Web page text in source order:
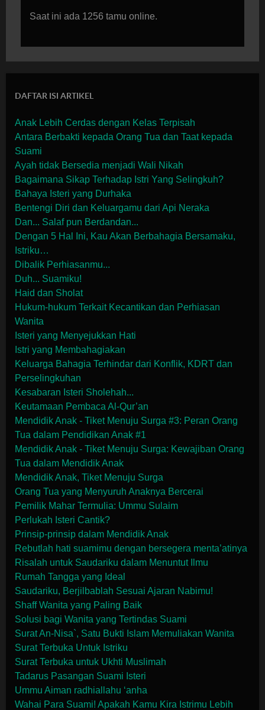
Saat ini ada 1256 tamu online.
DAFTAR ISI ARTIKEL
Anak Lebih Cerdas dengan Kelas Terpisah
Antara Berbakti kepada Orang Tua dan Taat kepada
Suami
Ayah tidak Bersedia menjadi Wali Nikah
Bagaimana Sikap Terhadap Istri Yang Selingkuh?
Bahaya Isteri yang Durhaka
Bentengi Diri dan Keluargamu dari Api Neraka
Dan... Salaf pun Berdandan...
Dengan 5 Hal Ini, Kau Akan Berbahagia Bersamaku,
Istriku…
Dibalik Perhiasanmu...
Duh... Suamiku!
Haid dan Sholat
Hukum-hukum Terkait Kecantikan dan Perhiasan
Wanita
Isteri yang Menyejukkan Hati
Istri yang Membahagiakan
Keluarga Bahagia Terhindar dari Konflik, KDRT dan
Perselingkuhan
Kesabaran Isteri Sholehah...
Keutamaan Pembaca Al-Qur’an
Mendidik Anak - Tiket Menuju Surga #3: Peran Orang
Tua dalam Pendidikan Anak #1
Mendidik Anak - Tiket Menuju Surga: Kewajiban Orang
Tua dalam Mendidik Anak
Mendidik Anak, Tiket Menuju Surga
Orang Tua yang Menyuruh Anaknya Bercerai
Pemilik Mahar Termulia: Ummu Sulaim
Perlukah Isteri Cantik?
Prinsip-prinsip dalam Mendidik Anak
Rebutlah hati suamimu dengan bersegera menta’atinya
Risalah untuk Saudariku dalam Menuntut Ilmu
Rumah Tangga yang Ideal
Saudariku, Berjilbablah Sesuai Ajaran Nabimu!
Shaff Wanita yang Paling Baik
Solusi bagi Wanita yang Tertindas Suami
Surat An-Nisa`, Satu Bukti Islam Memuliakan Wanita
Surat Terbuka Untuk Istriku
Surat Terbuka untuk Ukhti Muslimah
Tadarus Pasangan Suami Isteri
Ummu Aiman radhiallahu ‘anha
Wahai Para Suami! Apakah Kamu Kira Istrimu Lebih